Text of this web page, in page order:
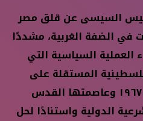
السيسى عن قلق مصر
في الضفة الغربية، مشددًا
السياسية التي
المستقلة على
خطوط الرابع من يونيو عام ١٩٦٧ وعاصمتها القدس
الدولية واستنادًا لحل